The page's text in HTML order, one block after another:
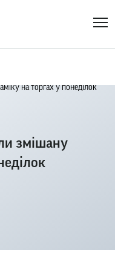
на торгах у понеділок
змішану